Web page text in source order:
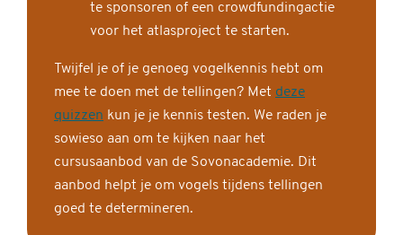
te sponsoren of een crowdfundingactie
voor het atlasproject te starten.
Twijfel je of je genoeg vogelkennis hebt om
mee te doen met de tellingen? Met deze
quizzen kun je je kennis testen. We raden je
sowieso aan om te kijken naar het
cursusaanbod van de Sovonacademie. Dit
aanbod helpt je om vogels tijdens tellingen
goed te determineren.